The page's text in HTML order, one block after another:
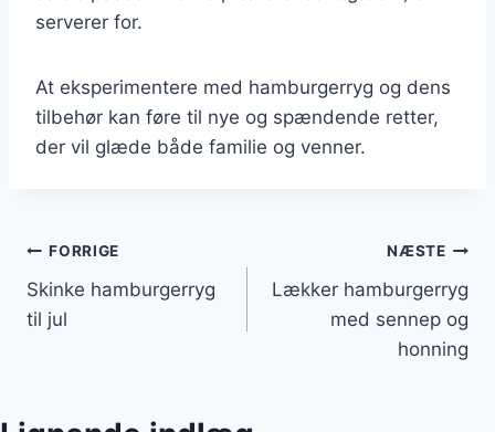
serverer for.
At eksperimentere med hamburgerryg og dens
tilbehør kan føre til nye og spændende retter,
der vil glæde både familie og venner.
Indlægsnavigation
FORRIGE
Skinke hamburgerryg
til jul
NÆSTE
Lækker hamburgerryg
med sennep og
honning